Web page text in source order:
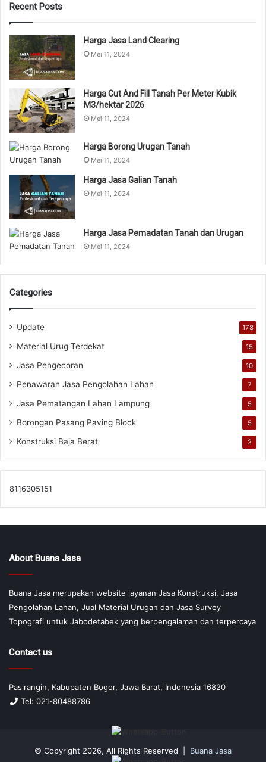
Recent Posts
Harga Jasa Land Clearing
Mei 11, 2024
Harga Cut And Fill Tanah Per Meter Kubik
M3/hektar 2026
Mei 11, 2024
Harga Borong Urugan Tanah
Mei 11, 2024
Harga Jasa Galian Tanah
Mei 11, 2024
Harga Jasa Pemadatan Tanah dan Urugan
Mei 11, 2024
Categories
Update 178
Material Urug Terdekat 15
Jasa Pengecoran 10
Penawaran Jasa Pengolahan Lahan 7
Jasa Pematangan Lahan Lampung 5
Borongan Pasang Paving Block 5
Konstruksi Baja Berat 2
8116305151
About Buana Jasa
Buana Jasa merupakan website layanan Jasa Konstruksi, Jasa
Pengolahan Lahan, Jual Material Urugan dan Jasa Survey
Topografi untuk Jabodetabek yang berpengalaman dan terpercaya
Contact us
Pasirangin, Kabupaten Bogor, Jawa Barat, Indonesia 16820
Tel: 021-80488786
© Copyright 2026, All Rights Reserved | Buana Jasa